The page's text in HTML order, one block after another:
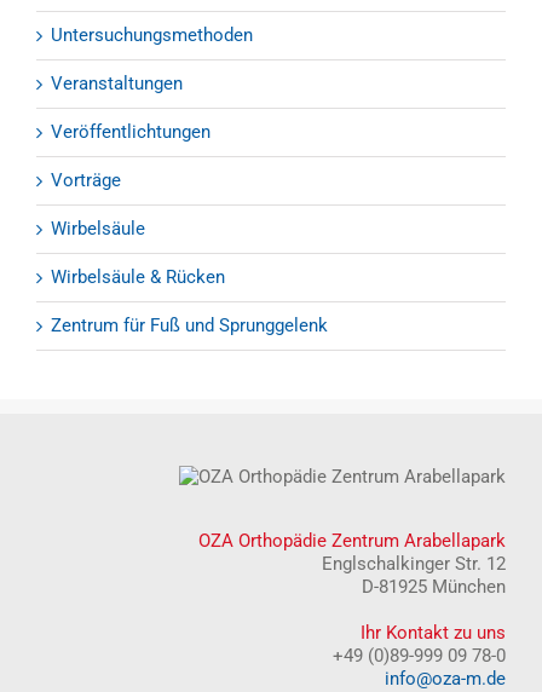
Untersuchungsmethoden
Veranstaltungen
Veröffentlichtungen
Vorträge
Wirbelsäule
Wirbelsäule & Rücken
Zentrum für Fuß und Sprunggelenk
OZA Orthopädie Zentrum Arabellapark
Englschalkinger Str. 12
D-81925 München
Ihr Kontakt zu uns
+49 (0)89-999 09 78-0
info@oza-m.de